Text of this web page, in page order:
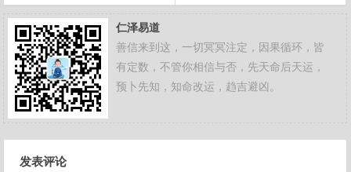
仁泽易道
善信来到这，一切冥冥注定，因果循环，皆
有定数，不管你相信与否，先天命后天运，
预卜先知，知命改运，趋吉避凶。
发表评论